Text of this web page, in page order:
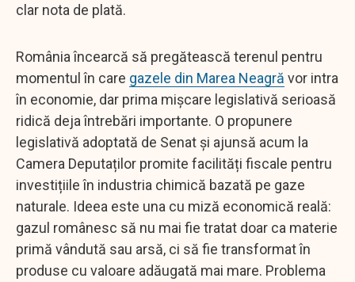
clar nota de plată.
România încearcă să pregătească terenul pentru
momentul în care gazele din Marea Neagră vor intra
în economie, dar prima mișcare legislativă serioasă
ridică deja întrebări importante. O propunere
legislativă adoptată de Senat și ajunsă acum la
Camera Deputaților promite facilități fiscale pentru
investițiile în industria chimică bazată pe gaze
naturale. Ideea este una cu miză economică reală:
gazul românesc să nu mai fie tratat doar ca materie
primă vândută sau arsă, ci să fie transformat în
produse cu valoare adăugată mai mare. Problema